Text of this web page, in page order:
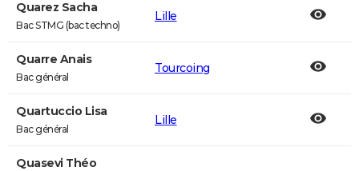
Quarez Sacha
Bac STMG (bac techno)
Lille
Quarre Anais
Bac général
Tourcoing
Quartuccio Lisa
Bac général
Lille
Quasevi Théo